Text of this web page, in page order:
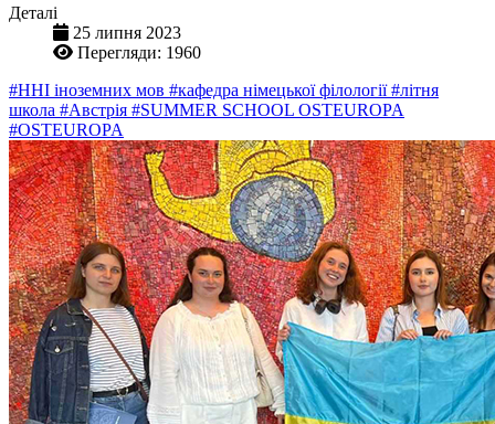
Деталі
25 липня 2023
Перегляди: 1960
#ННІ іноземних мов #кафедра німецької філології#літня
школа #Австрія #SUMMER SCHOOL OSTЕUROPA
#OSTEUROPA